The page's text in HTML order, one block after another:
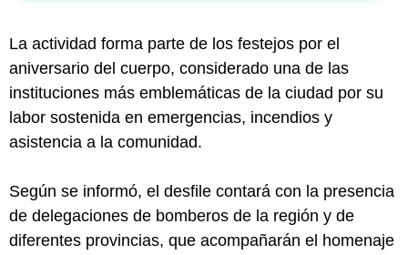
La actividad forma parte de los festejos por el
aniversario del cuerpo, considerado una de las
instituciones más emblemáticas de la ciudad por su
labor sostenida en emergencias, incendios y
asistencia a la comunidad.
Según se informó, el desfile contará con la presencia
de delegaciones de bomberos de la región y de
diferentes provincias, que acompañarán el homenaje